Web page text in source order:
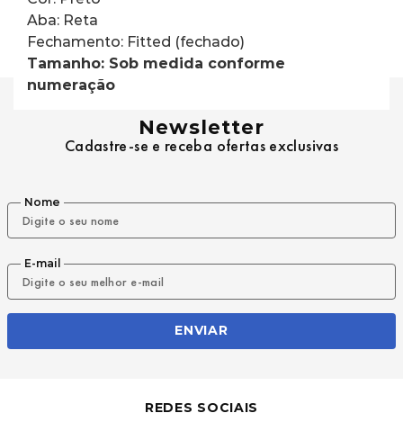
Aba: Reta
Fechamento: Fitted (fechado)
Tamanho: Sob medida conforme
numeração
Newsletter
Cadastre-se e receba ofertas exclusivas
Nome
E-mail
ENVIAR
REDES SOCIAIS